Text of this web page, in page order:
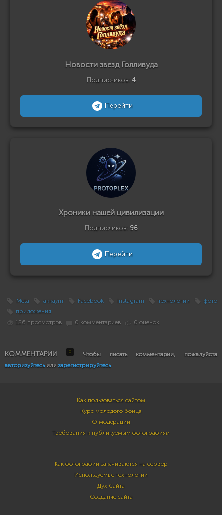
Новости звезд Голливуда
Подписчиков: 4
Перейти
Хроники нашей цивилизации
Подписчиков: 96
Перейти
Meta аккаунт Facebook Instagram технологии
фото
приложения
126 просмотров
0 комментариев 0 оценок
КОММЕНТАРИИ 0
Чтобы писать комментарии, пожалуйста
авторизуйтесьили зарегистрируйтесь
Как пользоваться сайтом
Курс молодого бойца
О модерации
Требования к публикуемым фотографиям
Как фотографии закачиваются на сервер
Используемые технологии
Дух Сайта
Создание сайта